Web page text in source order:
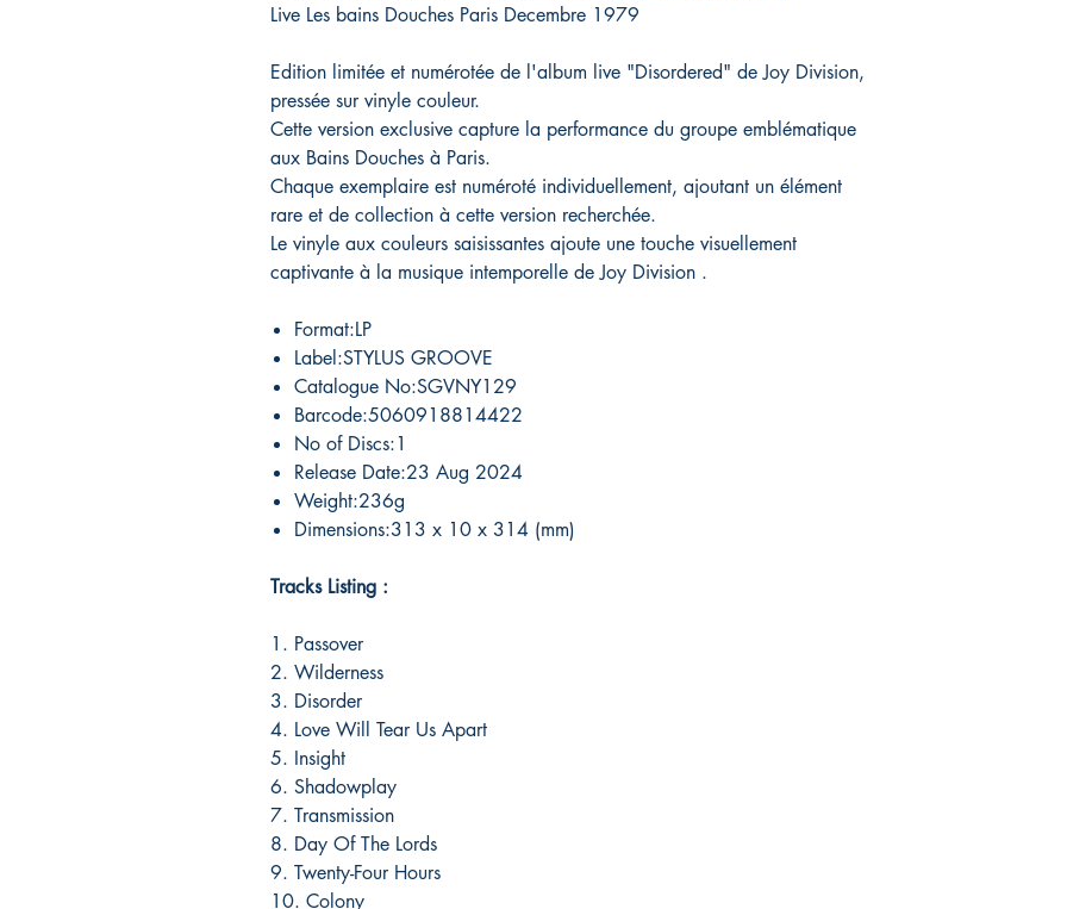
Live Les bains Douches Paris Decembre 1979
Edition limitée et numérotée de l'album live "Disordered" de Joy Division,
pressée sur vinyle couleur.
Cette version exclusive capture la performance du groupe emblématique
aux Bains Douches à Paris.
Chaque exemplaire est numéroté individuellement, ajoutant un élément
rare et de collection à cette version recherchée.
Le vinyle aux couleurs saisissantes ajoute une touche visuellement
captivante à la musique intemporelle de Joy Division .
Format:LP
Label:STYLUS GROOVE
Catalogue No:SGVNY129
Barcode:5060918814422
No of Discs:1
Release Date:23 Aug 2024
Weight:236g
Dimensions:313 x 10 x 314 (mm)
Tracks Listing :
1. Passover
2. Wilderness
3. Disorder
4. Love Will Tear Us Apart
5. Insight
6. Shadowplay
7. Transmission
8. Day Of The Lords
9. Twenty-Four Hours
10. Colony